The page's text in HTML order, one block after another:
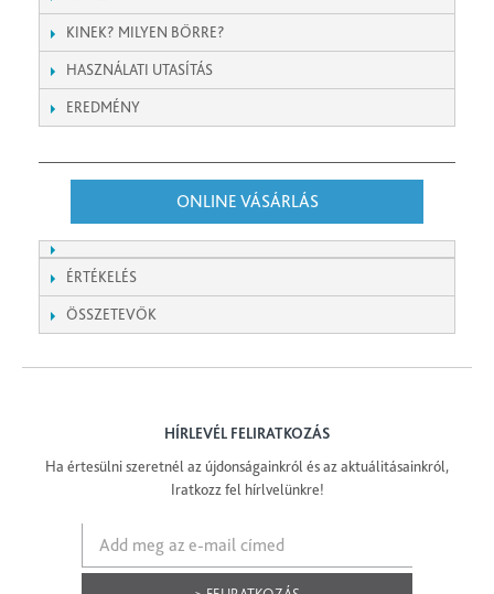
KINEK? MILYEN BŐRRE?
HASZNÁLATI UTASÍTÁS
EREDMÉNY
ONLINE VÁSÁRLÁS
ÉRTÉKELÉS
ÖSSZETEVŐK
HÍRLEVÉL FELIRATKOZÁS
Ha értesülni szeretnél az újdonságainkról és az aktuálitásainkról,
Iratkozz fel hírlvelünkre!